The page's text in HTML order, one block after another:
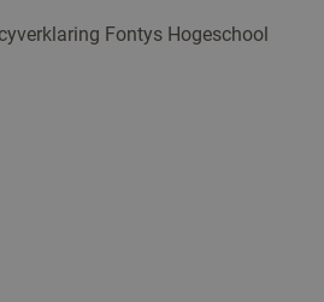
Fontys Hogeschool